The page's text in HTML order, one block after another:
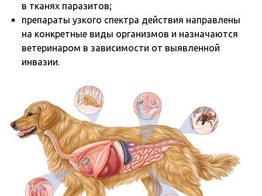
в тканях паразитов;
препараты узкого спектра действия направлены
на конкретные виды организмов и назначаются
ветеринаром в зависимости от выявленной
инвазии.